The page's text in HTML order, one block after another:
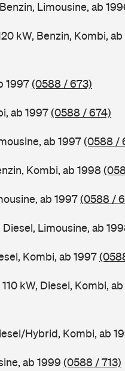
Limousine, ab
kW, Benzin, Kombi,
1997(0588 / 673)
ab 1997(0588 / 674)
ab 1997(0588 /
Kombi, ab 1998
ab 1997(0588 /
Diesel, Limousine, ab
Kombi, ab 1997
kW, Diesel, Kombi,
Hybrid, Kombi, ab
ab 1999 (0588 / 713)